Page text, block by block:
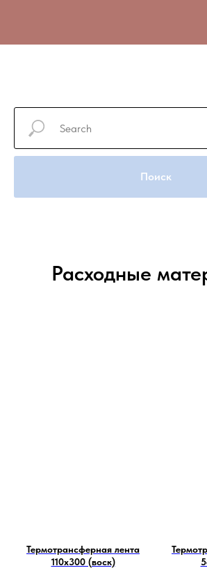
Поиск
Расходные
Термотрансферная лента
110х300 (воск)